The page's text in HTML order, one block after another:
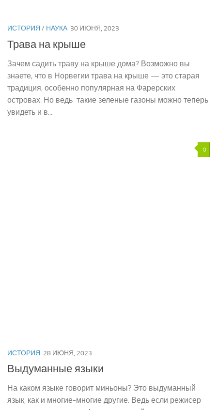
ИСТОРИЯ / НАУКА 30 ИЮНЯ, 2023
Трава на крыше
Зачем садить траву на крыше дома? Возможно вы
знаете, что в Норвегии трава на крыше — это старая
традиция, особенно популярная на Фарерских
островах. Но ведь такие зеленые газоны можно теперь
увидеть и в...
0
ИСТОРИЯ 28 ИЮНЯ, 2023
Выдуманные языки
На каком языке говорит миньоны? Это выдуманный
язык, как и многие-многие другие. Ведь если режисер